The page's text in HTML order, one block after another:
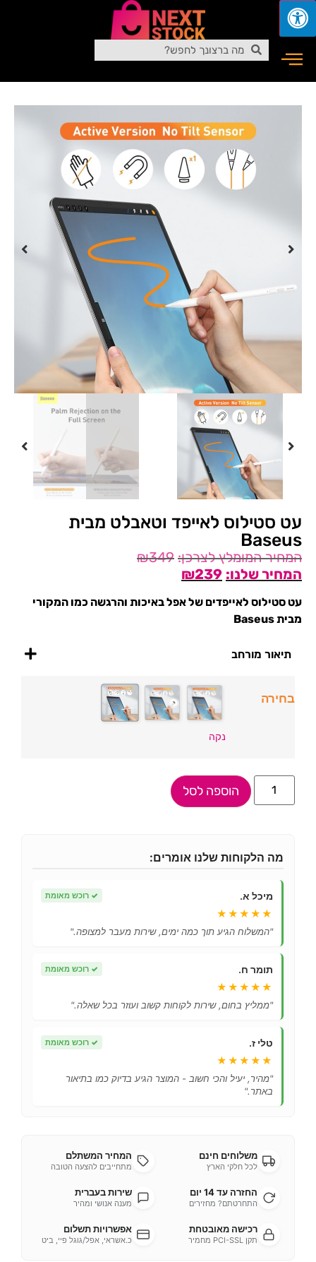
עט סטילוס לאייפד וטאבלט מבית
Baseus
₪349
₪239
עט סטילוס לאייפדים של אפל באיכות והרגשה כמו המקורי
מבית Baseus
תיאור מורחב
בחירה
נקה
הוספה לסל
מה הלקוחות שלנו אומרים:
מיכל א. ✓ רוכש מאומת
★★★★★
"המשלוח הגיע תוך כמה ימים, שירות מעבר למצופה."
תומר ח. ✓ רוכש מאומת
★★★★★
"ממליץ בחום, שירות לקוחות קשוב ועוזר בכל שאלה."
טלי ז. ✓ רוכש מאומת
★★★★★
"מהיר, יעיל והכי חשוב - המוצר הגיע בדיוק כמו בתיאור
באתר."
משלוחים חינם
לכל חלקי הארץ
המחיר המשתלם
מתחייבים להצעה הטובה
החזרה עד 14 יום
התחרטתם? מחזירים
שירות בעברית
מענה אנושי ומהיר
רכישה מאובטחת
תקן PCI-SSL מחמיר
אפשרויות תשלום
כ.אשראי, אפל/גוגל פיי, ביט